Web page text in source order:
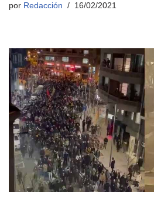
por Redacción 16/02/2021